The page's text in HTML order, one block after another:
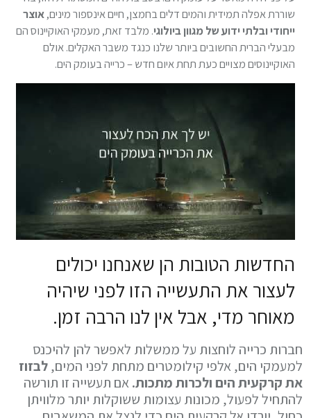
שוררת אפלה תמידית והמים דלים בחמצן, חיים אינספור מינים,אוצר
ייחודי ובלתי ידוע של מגוון ביולוגי. מלבד זאת, מעמקי האוקיינוס הם
מבעלי הברית החשובים ביותר שלנו כנגד משבר האקלים. אולם
האוקיינוסים מצויים כעת תחת איום חדש – כרייה בעומק הים.
החדשות הטובות הן שאנחנו יכולים
לעצור את התעשייה הזו לפני שיהיה
מאוחר מדי, אבל אין לנו הרבה זמן.
חברות כרייה לוחצות על ממשלות לאפשר להן להיכנס
למעמקי הים, אלפי קילומטרים מתחת לפני המים,לבזוז
את קרקעית הים ולכרות מתכות.אם תעשייה זו תורשה
להתחיל לפעול, מכונות עצומות ששוקלות יותר מלוויתן